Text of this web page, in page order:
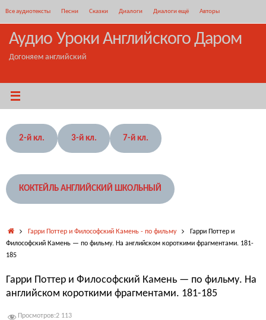
содержимому
Все аудиотексты Песни Сказки Диалоги Диалоги ещё Авторы
Аудио Уроки Английского Даром
Догоняем английский
2-й кл. 3-й кл. 7-й кл.
КОКТЕЙЛЬ АНГЛИЙСКИЙ ШКОЛЬНЫЙ
ГлавнаяГарри Поттер и Философский Камень - по фильму
Гарри Поттер и
Философский Камень — по фильму. На английском короткими фрагментами. 181-
185
Гарри Поттер и Философский Камень — по фильму. На
английском короткими фрагментами. 181-185
Просмотров:2 113